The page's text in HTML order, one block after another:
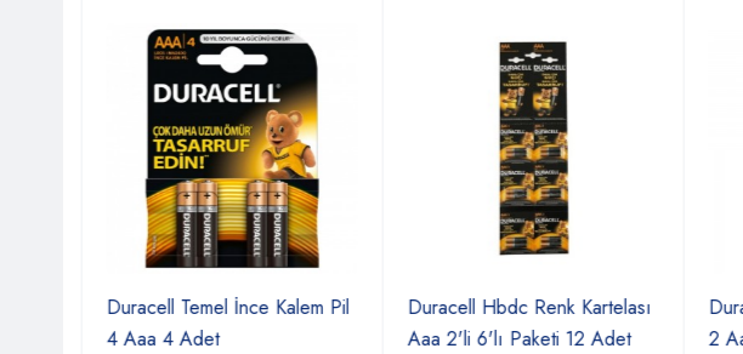
Duracell Temel İnce Kalem Pil
4 Aaa 4 Adet
Duracell Hbdc Renk Kartelası
Aaa 2'li 6'lı Paketi 12 Adet
2